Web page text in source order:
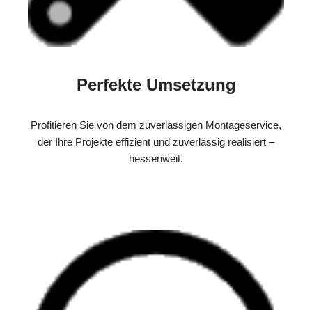
Perfekte Umsetzung
Profitieren Sie von dem zuverlässigen Montageservice,
der Ihre Projekte effizient und zuverlässig realisiert –
hessenweit.